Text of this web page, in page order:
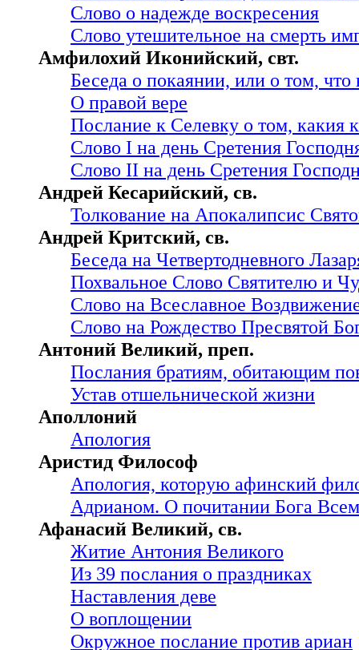
Слово о надежде воскресения
Слово утешительное на смерть
Амфилохий Иконийский, свт.
Беседа о покаянии, или о том, что
О правой вере
Послание к Селевку о том, какия
Слово I на день Сретения
Слово II на день Сретения
Андрей Кесарийский, св.
Толкование на Апокалипсис
Андрей Критский, св.
Беседа на Четвертодневного
Похвальное Слово Святителю и
Слово на Всеславное
Слово на Рождество Пресвятой
Антоний Великий, преп.
Послания братиям, обитающим
Устав отшельнической жизни
Аполлоний
Апология
Аристид Философ
Апология, которую афинский
Адрианом. О почитании Бога
Афанасий Великий, св.
Житие Антония Великого
Из 39 послания о праздниках
Наставления деве
О воплощении
Окружное послание против ариан